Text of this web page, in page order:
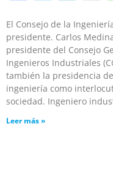
El Consejo de la
presidente. Carlos
presidente del Consejo
Ingenieros Industriales
también la presidencia
ingeniería como
sociedad. Ingeniero
Leer más »